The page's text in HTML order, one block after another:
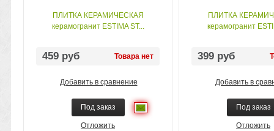
ПЛИТКА КЕРАМИЧЕСКАЯ
керамогранит ESTIMA ST...
459 руб Товара нет
Добавить в сравнение
Под заказ
Отложить
ПЛИТКА
керамогранит
399 руб
Добавить в
Под заказ
Отложить